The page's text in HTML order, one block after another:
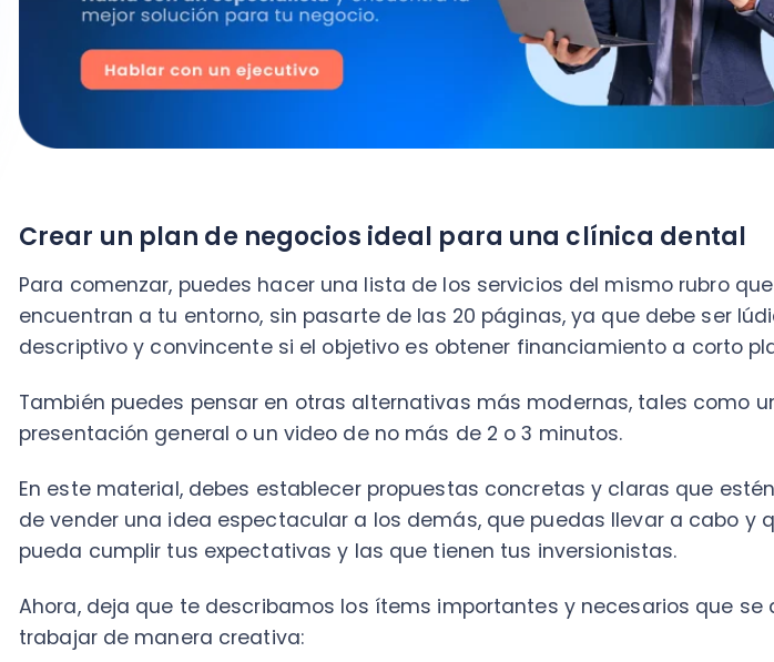
descriptivo y convincente si el objetivo es obtener financiamiento a corto plazo.
También puedes pensar en otras alternativas más modernas, tales como una
presentación general o un video de no más de 2 o 3 minutos.
En este material, debes establecer propuestas concretas y claras que estén al nivel
Ahora, deja que te describamos los ítems importantes y necesarios que se deben
trabajar de manera creativa:
Portada creativa
Desde el punto de vista creativo, agrega imágenes que llamen la atención a grupos
de población familiar,ya que son aquellos que usan con mayor frecuencia los
servicios.
El resumen debe ser —de principio a fin— a grandes rasgos y sonar convincente.
Nombre del proyecto
No olvides identificar tu proyecto, ya que este nombre lo acompañará desde su
inicio.